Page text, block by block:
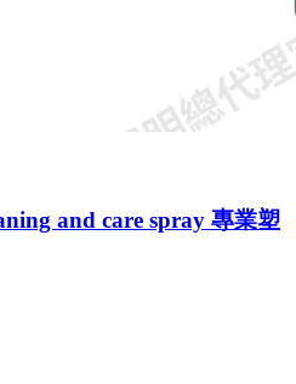
and care spray 專業塑